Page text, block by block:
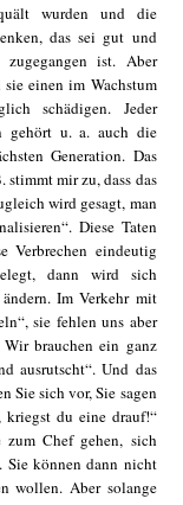
wurden und die
das sei gut und
ist. Aber
einen im Wachstum
schädigen. Jeder
gehört u. a. auch die
Generation. Das
stimmt mir zu, dass das
wird gesagt, man
Diese Taten
Verbrechen eindeutig
dann wird sich
Im Verkehr mit
sie fehlen uns aber
brauchen ein ganz
ausrutscht“. Und das
Sie sich vor, Sie sagen
du eine drauf!“
zum Chef gehen, sich
Sie können dann nicht
wollen. Aber solange